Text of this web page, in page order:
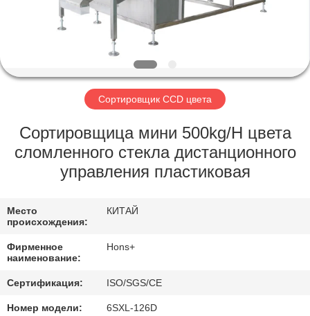
ПУТЕШЕСТВИЕ
ФАБРИКИ
ПРОВЕРКА
КАЧЕСТВА
СВЯЖИТЕСЬ
МЫ
СПРОСИТЕ
ЦИТАТУ
Сортировщик CCD цвета
Сортировщица мини 500kg/H цвета
сломленного стекла дистанционного
управления пластиковая
Место
происхождения:
КИТАЙ
Фирменное
наименование:
Hons+
Сертификация: ISO/SGS/CE
Номер модели: 6SXL-126D